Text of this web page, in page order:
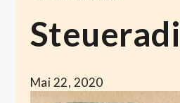
Mai 22, 2020